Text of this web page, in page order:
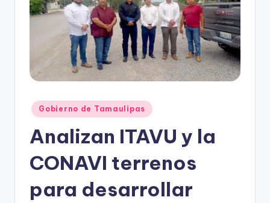
p
Publicado
en
Gobierno de Tamaulipas
Analizan ITAVU y la
CONAVI terrenos
para desarrollar